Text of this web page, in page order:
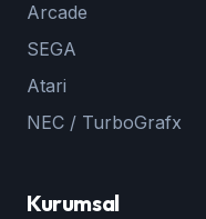
Arcade
SEGA
Atari
NEC / TurboGrafx
Kurumsal